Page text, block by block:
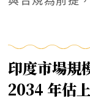
印度市場規
2034 年估